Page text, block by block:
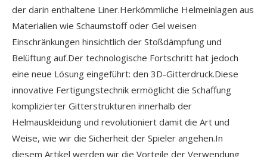
der darin enthaltene Liner.Herkömmliche Helmeinlagen aus
Materialien wie Schaumstoff oder Gel weisen
Einschränkungen hinsichtlich der Stoßdämpfung und
Belüftung auf.Der technologische Fortschritt hat jedoch
eine neue Lösung eingeführt: den 3D-Gitterdruck.Diese
innovative Fertigungstechnik ermöglicht die Schaffung
komplizierter Gitterstrukturen innerhalb der
Helmauskleidung und revolutioniert damit die Art und
Weise, wie wir die Sicherheit der Spieler angehen.In
diesem Artikel werden wir die Vorteile der Verwendung